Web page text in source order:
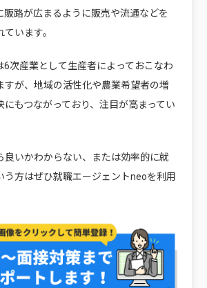
販路が広まるように販売や流通などを
います。
6次産業として生産者によっておこなわ
すが、地域の活性化や農業希望者の増
にもつながっており、注目が高まってい
良いかわからない、または効率的に就
う方はぜひ就職エージェントneoを利用